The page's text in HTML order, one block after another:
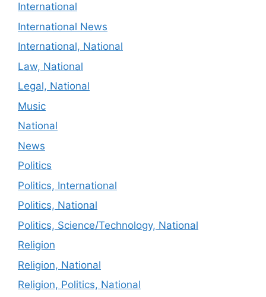
International
International News
International, National
Law, National
Legal, National
Music
National
News
Politics
Politics, International
Politics, National
Politics, Science/Technology, National
Religion
Religion, National
Religion, Politics, National